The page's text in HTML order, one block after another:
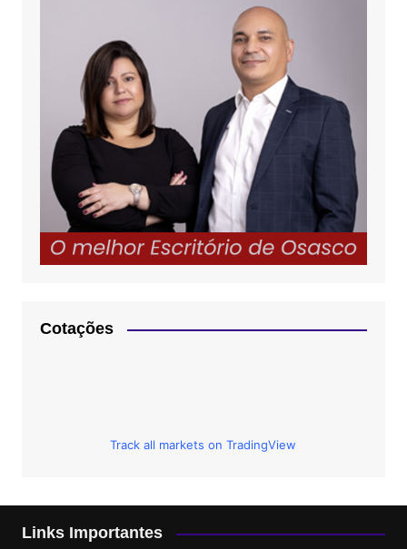
Cotações
Track all markets on TradingView
Links Importantes